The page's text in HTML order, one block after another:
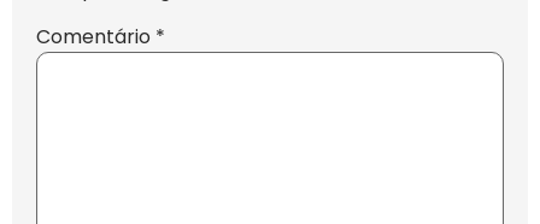
Comentário *